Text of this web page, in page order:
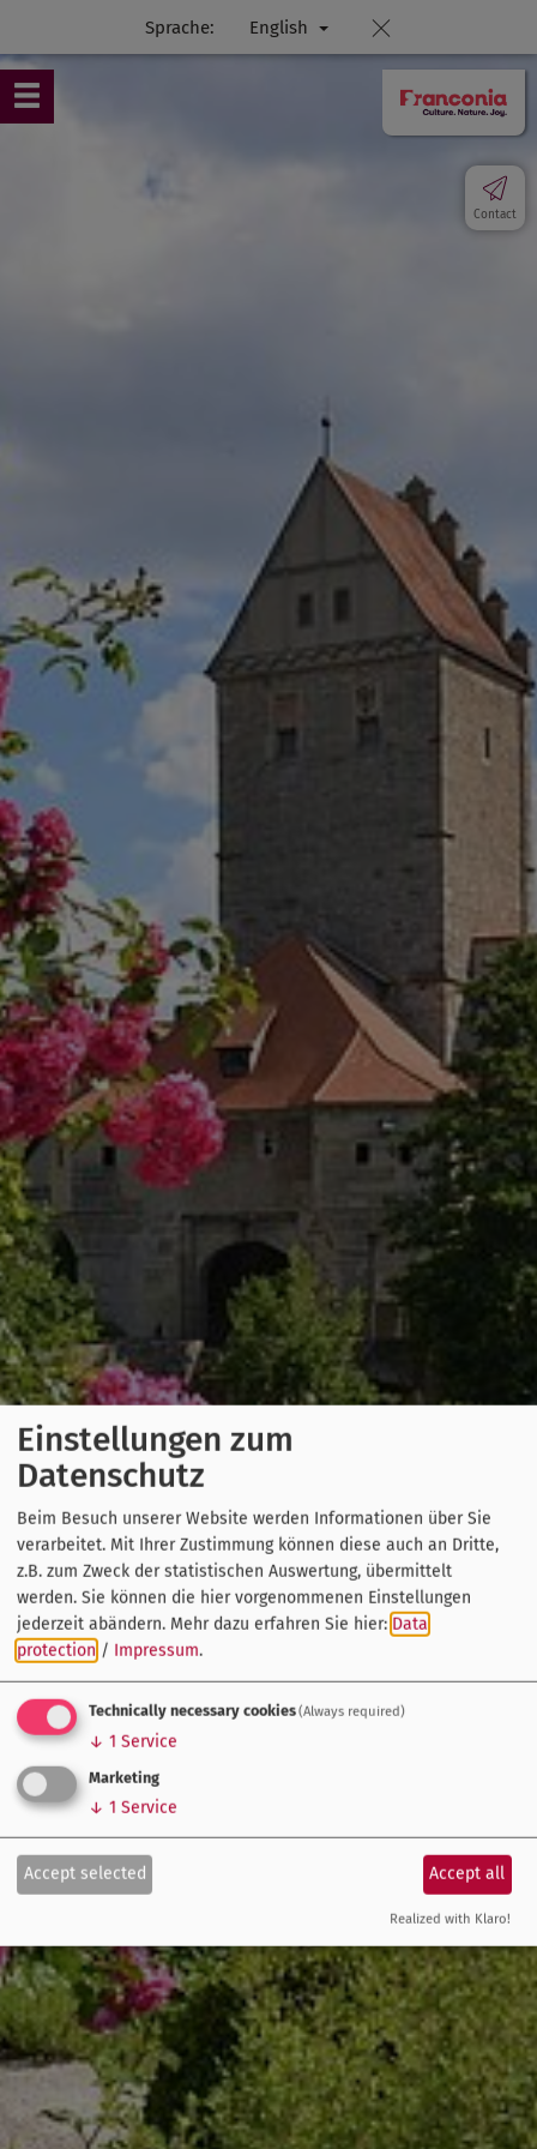
Sprache: English
Contact
Einstellungen zum
Datenschutz
Beim Besuch unserer Website werden Informationen über Sie
verarbeitet. Mit Ihrer Zustimmung können diese auch an Dritte,
z.B. zum Zweck der statistischen Auswertung, übermittelt
werden. Sie können die hier vorgenommenen Einstellungen
jederzeit abändern. Mehr dazu erfahren Sie hier: Data
protection / Impressum.
Technically necessary cookies(Always required)
↓ 1 Service
Marketing
↓ 1 Service
Accept selected Accept all
Realized with Klaro!